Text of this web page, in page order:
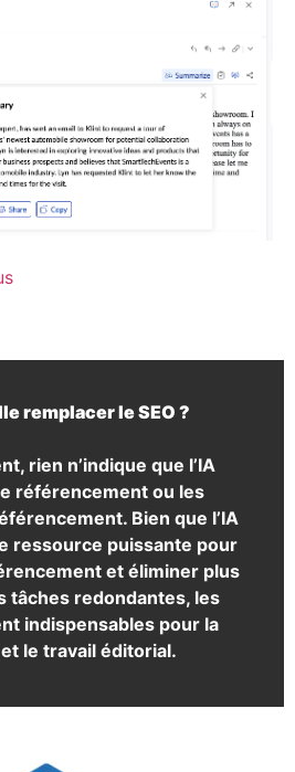
remplacer le SEO ?
rien n’indique que l’IA
référencement ou les
Bien que l’IA
ressource puissante pour
et éliminer plus
tâches redondantes, les
indispensables pour la
le travail éditorial.